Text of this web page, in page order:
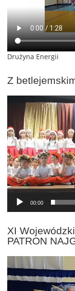
Drużyna Energii
Z
Odtwarzacz
00:00
XI
PATRON
Odtwarzacz
video